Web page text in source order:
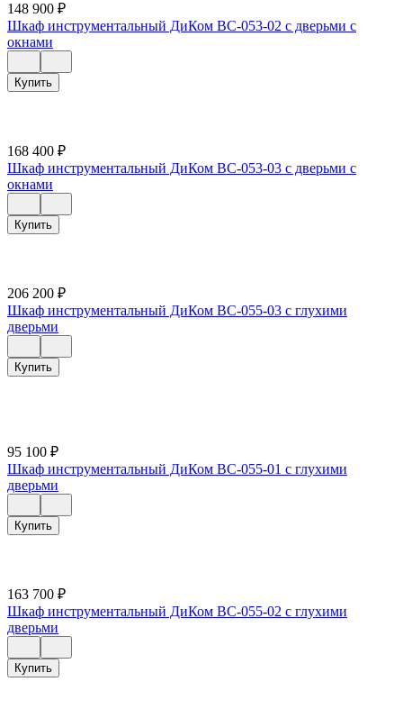
148 900 ₽
Шкаф инструментальный ДиКом ВС-053-02 с дверьми с
окнами
Купить
168 400 ₽
Шкаф инструментальный ДиКом ВС-053-03 с дверьми с
окнами
Купить
206 200 ₽
Шкаф инструментальный ДиКом ВС-055-03 с глухими
дверьми
Купить
95 100 ₽
Шкаф инструментальный ДиКом ВС-055-01 с глухими
дверьми
Купить
163 700 ₽
Шкаф инструментальный ДиКом ВС-055-02 с глухими
дверьми
Купить